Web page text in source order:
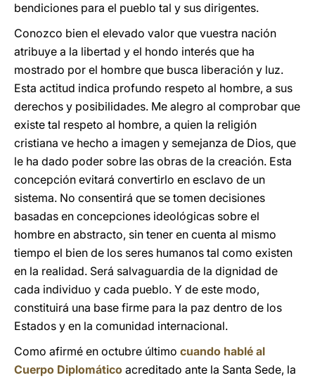
bendiciones para el pueblo tal y sus dirigentes.
Conozco bien el elevado valor que vuestra nación
atribuye a la libertad y el hondo interés que ha
mostrado por el hombre que busca liberación y luz.
Esta actitud indica profundo respeto al hombre, a sus
derechos y posibilidades. Me alegro al comprobar que
existe tal respeto al hombre, a quien la religión
cristiana ve hecho a imagen y semejanza de Dios, que
le ha dado poder sobre las obras de la creación. Esta
concepción evitará convertirlo en esclavo de un
sistema. No consentirá que se tomen decisiones
basadas en concepciones ideológicas sobre el
hombre en abstracto, sin tener en cuenta al mismo
tiempo el bien de los seres humanos tal como existen
en la realidad. Será salvaguardia de la dignidad de
cada individuo y cada pueblo. Y de este modo,
constituirá una base firme para la paz dentro de los
Estados y en la comunidad internacional.
Como afirmé en octubre último cuando hablé al
Cuerpo Diplomático acreditado ante la Santa Sede, la